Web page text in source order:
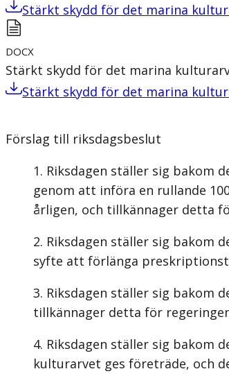
Stärkt skydd för det marina
DOCX
Stärkt skydd för det marina
Stärkt skydd för det marina
Förslag till riksdagsbeslut
Riksdagen ställer sig bakom
genom att införa en rullande
årligen, och tillkännager detta
Riksdagen ställer sig bakom
syfte att förlänga
Riksdagen ställer sig bakom
tillkännager detta för
Riksdagen ställer sig bakom
kulturarvet ges företräde, och